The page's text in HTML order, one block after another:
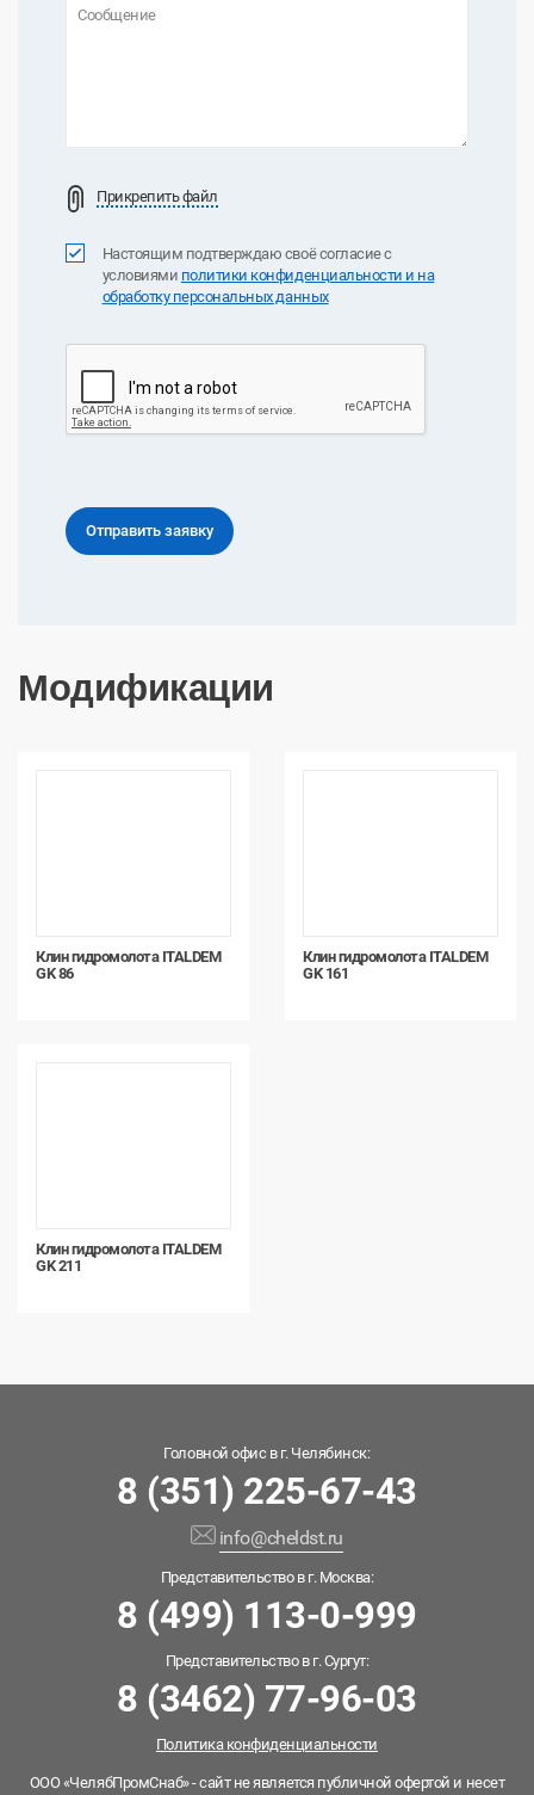
Сообщение
Прикрепить файл
Настоящим подтверждаю своё согласие с
условиями политики конфиденциальноcти и на
обработку персональных данных
Модификации
Клин гидромолота ITALDEM
GK 86
Клин гидромолота ITALDEM
GK 161
Клин гидромолота ITALDEM
GK 211
Головной офис в г. Челябинск:
8 (351) 225-67-43
info@cheldst.ru
Представительство в г. Москва:
8 (499) 113-0-999
Представительство в г. Сургут:
8 (3462) 77-96-03
Политика конфиденциальности
ООО «ЧелябПромСнаб» - сайт не является публичной офертой и несет